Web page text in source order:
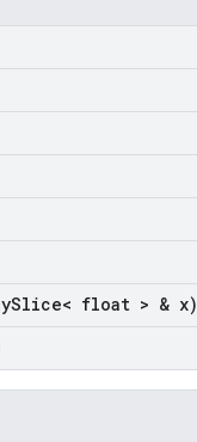
Slice< float > & x)